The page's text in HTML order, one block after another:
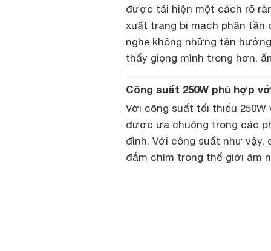
được tái hiện một cách rõ
xuất trang bị mạch phân tần
nghe không những tận
thấy giọng mình trong hơn,
Công suất 250W phù hợp
Với công suất tối thiểu 250W
được ưa chuộng trong các
đình. Với công suất như vậy,
đắm chìm trong thế giới âm